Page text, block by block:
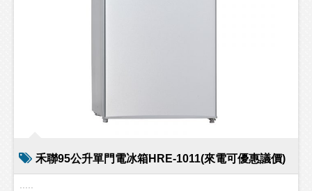
禾聯95公升單門電冰箱HRE-1011(來電可優惠議價)